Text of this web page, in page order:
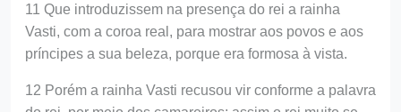
11 Que introduzissem na presença do rei a rainha
Vasti, com a coroa real, para mostrar aos povos e aos
príncipes a sua beleza, porque era formosa à vista.
12 Porém a rainha Vasti recusou vir conforme a palavra